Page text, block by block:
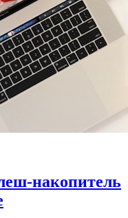
накопитель